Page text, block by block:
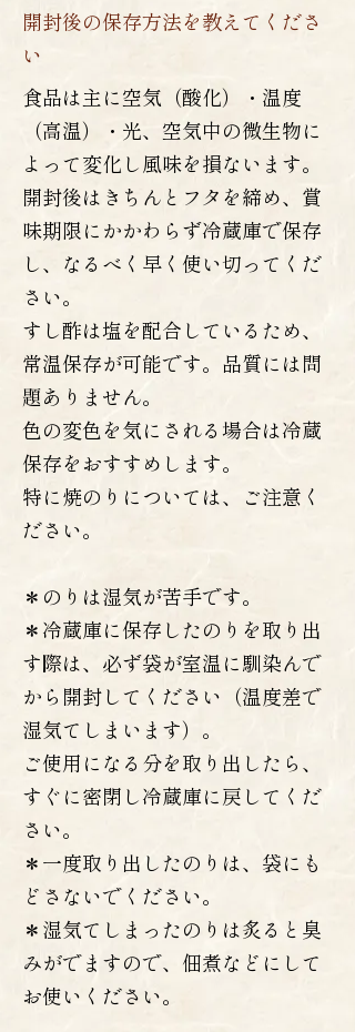
開封後の保存方法を教えてくださ
い
食品は主に空気（酸化）・温度
（高温）・光、空気中の微生物に
よって変化し風味を損ないます。
開封後はきちんとフタを締め、賞
味期限にかかわらず冷蔵庫で保存
し、なるべく早く使い切ってくだ
さい。
すし酢は塩を配合しているため、
常温保存が可能です。品質には問
題ありません。
色の変色を気にされる場合は冷蔵
保存をおすすめします。
特に焼のりについては、ご注意く
ださい。
＊のりは湿気が苦手です。
＊冷蔵庫に保存したのりを取り出
す際は、必ず袋が室温に馴染んで
から開封してください（温度差で
湿気てしまいます）。
ご使用になる分を取り出したら、
すぐに密閉し冷蔵庫に戻してくだ
さい。
＊一度取り出したのりは、袋にも
どさないでください。
＊湿気てしまったのりは炙ると臭
みがでますので、佃煮などにして
お使いください。